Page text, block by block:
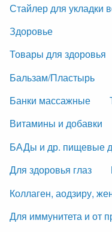
Стайлер для укладки
Здоровье
Товары для здоровья
Бальзам/Пластырь
Банки массажные
Витамины и добавки
БАДы и др. пищевые
Для здоровья глаз
Коллаген, аодзиру,
Для иммунитета и от